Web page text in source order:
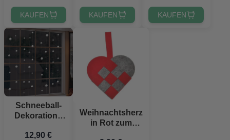
KAUFEN KAUFEN KAUFEN
Schneeball-
Dekoration -
12,90 €
Weihnachtsherz
in Rot zum